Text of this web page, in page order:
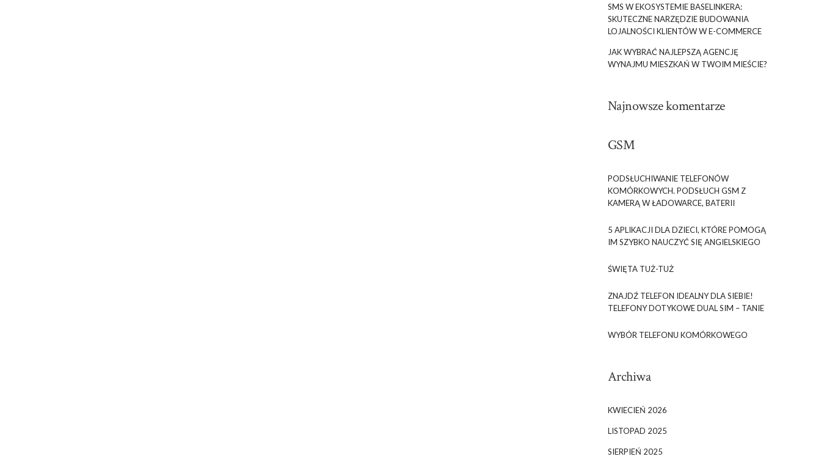
SMS W EKOSYSTEMIE BASELINKERA:
SKUTECZNE NARZĘDZIE BUDOWANIA
LOJALNOŚCI KLIENTÓW W E-COMMERCE
JAK WYBRAĆ NAJLEPSZĄ AGENCJĘ
WYNAJMU MIESZKAŃ W TWOIM MIEŚCIE?
Najnowsze komentarze
GSM
PODSŁUCHIWANIE TELEFONÓW
KOMÓRKOWYCH. PODSŁUCH GSM Z
KAMERĄ W ŁADOWARCE, BATERII
5 APLIKACJI DLA DZIECI, KTÓRE POMOGĄ
IM SZYBKO NAUCZYĆ SIĘ ANGIELSKIEGO
ŚWIĘTA TUŻ-TUŻ
ZNAJDŹ TELEFON IDEALNY DLA SIEBIE!
TELEFONY DOTYKOWE DUAL SIM – TANIE
WYBÓR TELEFONU KOMÓRKOWEGO
Archiwa
KWIECIEŃ 2026
LISTOPAD 2025
SIERPIEŃ 2025